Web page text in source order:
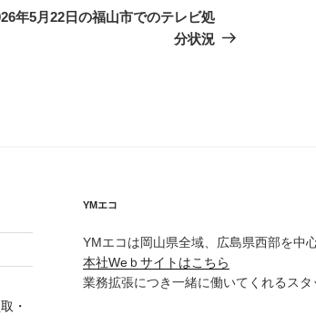
投
年5月22日の福山市でのテレビ処
分状況
・
YMエコ
YMエコは岡山県全域、広島県西部を中
本社Weｂサイトはこちら
業務拡張につき一緒に働いてくれるスタ